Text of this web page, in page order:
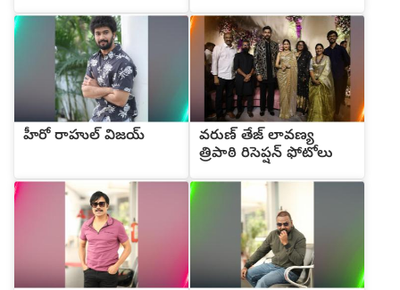
హీరో రాహుల్ విజయ్
వరుణ్ తేజ్ లావణ్య
త్రిపాఠి రిసెప్షన్ ఫోటోలు